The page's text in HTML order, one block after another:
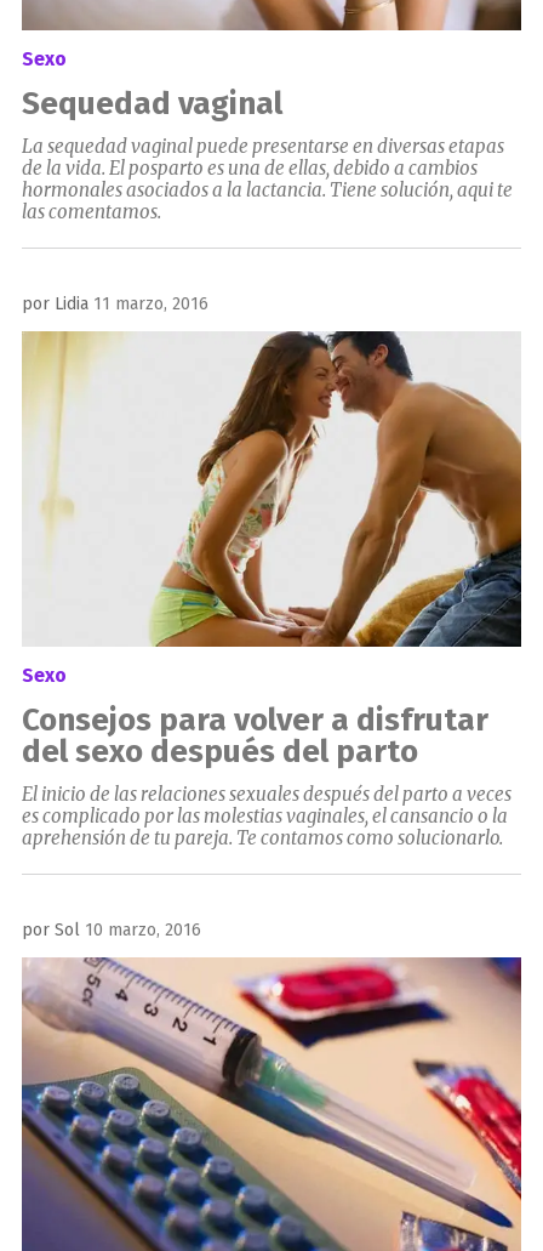
Sexo
Sequedad vaginal
La sequedad vaginal puede presentarse en diversas etapas
de la vida. El posparto es una de ellas, debido a cambios
hormonales asociados a la lactancia. Tiene solución, aqui te
las comentamos.
por Lidia Publicado
el
11 marzo, 2016
Sexo
Consejos para volver a disfrutar
del sexo después del parto
El inicio de las relaciones sexuales después del parto a veces
es complicado por las molestias vaginales, el cansancio o la
aprehensión de tu pareja. Te contamos como solucionarlo.
por Sol Publicado
el
10 marzo, 2016